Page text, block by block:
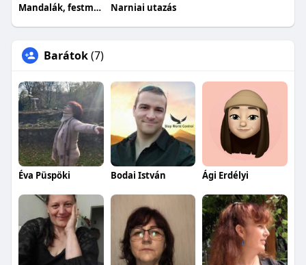
Mandalák, festmények Grabovoj-számokkal Narniai utazás
Barátok(7)
Éva Püspöki Bodai István Ági Erdélyi